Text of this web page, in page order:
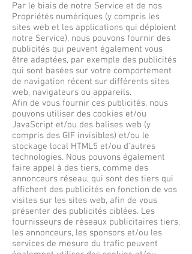
Par le biais de notre Service et de nos
Propriétés numériques (y compris les
sites web et les applications qui déploient
notre Service), nous pouvons fournir des
publicités qui peuvent également vous
être adaptées, par exemple des publicités
qui sont basées sur votre comportement
de navigation récent sur différents sites
web, navigateurs ou appareils.
Afin de vous fournir ces publicités, nous
pouvons utiliser des cookies et/ou
JavaScript et/ou des balises web (y
compris des GIF invisibles) et/ou le
stockage local HTML5 et/ou d'autres
technologies. Nous pouvons également
faire appel à des tiers, comme des
annonceurs réseau, qui sont des tiers qui
affichent des publicités en fonction de vos
visites sur les sites web, afin de vous
présenter des publicités ciblées. Les
fournisseurs de réseaux publicitaires tiers,
les annonceurs, les sponsors et/ou les
services de mesure du trafic peuvent